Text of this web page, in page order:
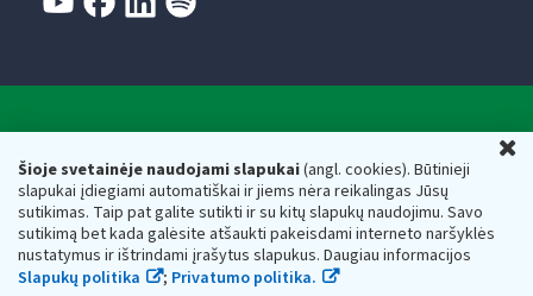
Šioje svetainėje naudojami slapukai(angl. cookies). Būtinieji
slapukai įdiegiami automatiškai ir jiems nėra reikalingas Jūsų
sutikimas. Taip pat galite sutikti ir su kitų slapukų naudojimu. Savo
sutikimą bet kada galėsite atšaukti pakeisdami interneto naršyklės
nustatymus ir ištrindami įrašytus slapukus. Daugiau informacijos
Slapukų politika
; Privatumo politika.
Respublikos finansų ministerijos
Biudžetinė įstaiga. Juridinio asmens kodas — 188659752,
adresas: Vasario 16-osios g. 14, 01107 Vilnius, Lietuva, el.paštas:
vmi@vmi.lt, E. pristatymo dėžutės adresas 188659752
Duomenys apie Valstybinę mokesčių inspekciją prie Lietuvos
Respublikos finansų ministerijos kaupiami ir saugomi Juridinių